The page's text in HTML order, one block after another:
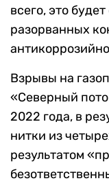
всего, это
разорванных
Взрывы на
«Северный
2022 года, в
нитки из
результатом